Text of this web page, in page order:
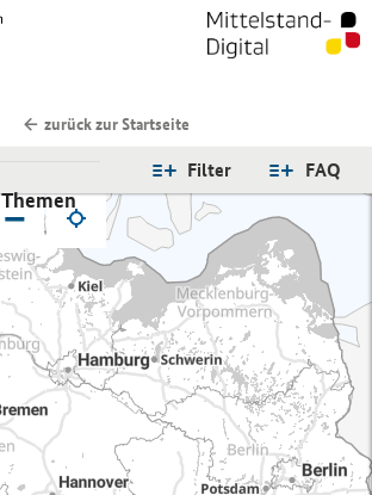
zurück zur Startseite
FAQ
Filter
Themen
−